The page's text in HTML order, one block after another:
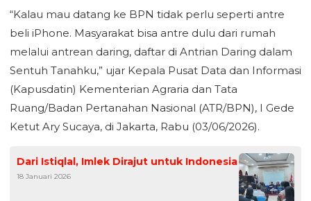
“Kalau mau datang ke BPN tidak perlu seperti antre
beli iPhone. Masyarakat bisa antre dulu dari rumah
melalui antrean daring, daftar di Antrian Daring dalam
Sentuh Tanahku,” ujar Kepala Pusat Data dan Informasi
(Kapusdatin) Kementerian Agraria dan Tata
Ruang/Badan Pertanahan Nasional (ATR/BPN), I Gede
Ketut Ary Sucaya, di Jakarta, Rabu (03/06/2026).
Dari Istiqlal, Imlek Dirajut untuk Indonesia
18 Januari 2026